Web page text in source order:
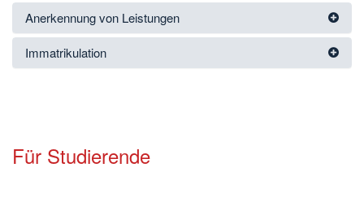
Anerkennung von Leistungen
Immatrikulation
Für Studierende